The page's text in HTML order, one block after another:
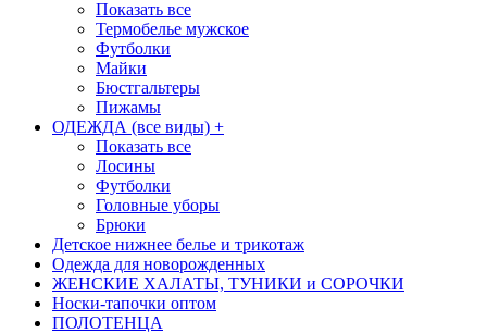
Показать все
Термобелье мужское
Футболки
Майки
Бюстгальтеры
Пижамы
ОДЕЖДА (все виды) +
Показать все
Лосины
Футболки
Головные уборы
Брюки
Детское нижнее белье и трикотаж
Одежда для новорожденных
ЖЕНСКИЕ ХАЛАТЫ, ТУНИКИ и СОРОЧКИ
Носки-тапочки оптом
ПОЛОТЕНЦА